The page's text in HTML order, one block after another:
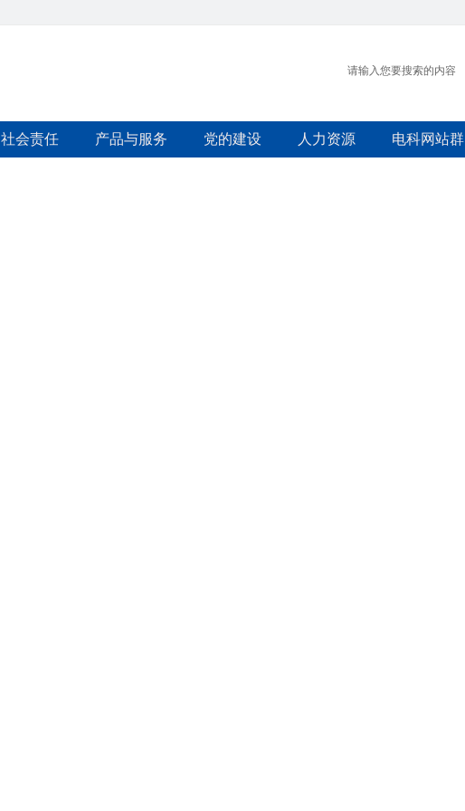
社会责任 产品与服务 党的建设 人力资源 电科网站群